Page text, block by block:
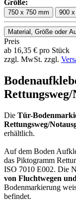
Größe:
750 x 750 mm 900
Preis
ab 16,35 € pro Stück
zzgl. MwSt. zzgl.
Die Tür-
Rettungsweg/
erhältlich.
Auf dem Boden
das Piktogramm
ISO 7010 E002. Die
von Fluchtwegen
Bodenmarkierung
befindet.